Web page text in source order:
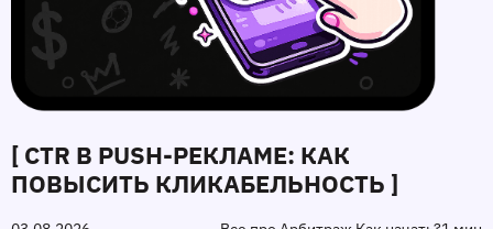
[ CTR В PUSH-РЕКЛАМЕ: КАК
ПОВЫСИТЬ КЛИКАБЕЛЬНОСТЬ ]